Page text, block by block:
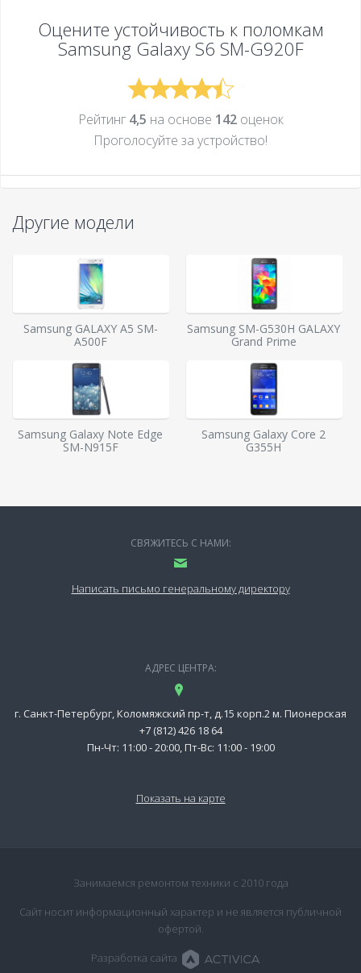
Оцените устойчивость к поломкам
Samsung Galaxy S6 SM-G920F
Рейтинг 4,5 на основе 142оценок
Проголосуйте за устройcтво!
Другие модели
Samsung GALAXY A5 SM-
A500F
Samsung SM-G530H GALAXY
Grand Prime
Samsung Galaxy Note Edge
SM-N915F
Samsung Galaxy Core 2
G355H
СВЯЖИТЕСЬ С НАМИ:
Написать письмо генеральному директору
АДРЕС ЦЕНТРА:
г. Санкт-Петербург, Коломяжский пр-т, д.15 корп.2 м. Пионерская
+7 (812) 426 18 64
Пн-Чт: 11:00 - 20:00, Пт-Вс: 11:00 - 19:00
Показать на карте
Занимаемся ремонтом техники с 2010 года
Сайт носит информационный характер и не является публичной
офертой.
Разработка сайта